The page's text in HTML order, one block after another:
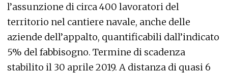
l’assunzione di circa 400 lavoratori del
territorio nel cantiere navale, anche delle
aziende dell’appalto, quantificabili dall’indicato
5% del fabbisogno. Termine di scadenza
stabilito il 30 aprile 2019. A distanza di quasi 6